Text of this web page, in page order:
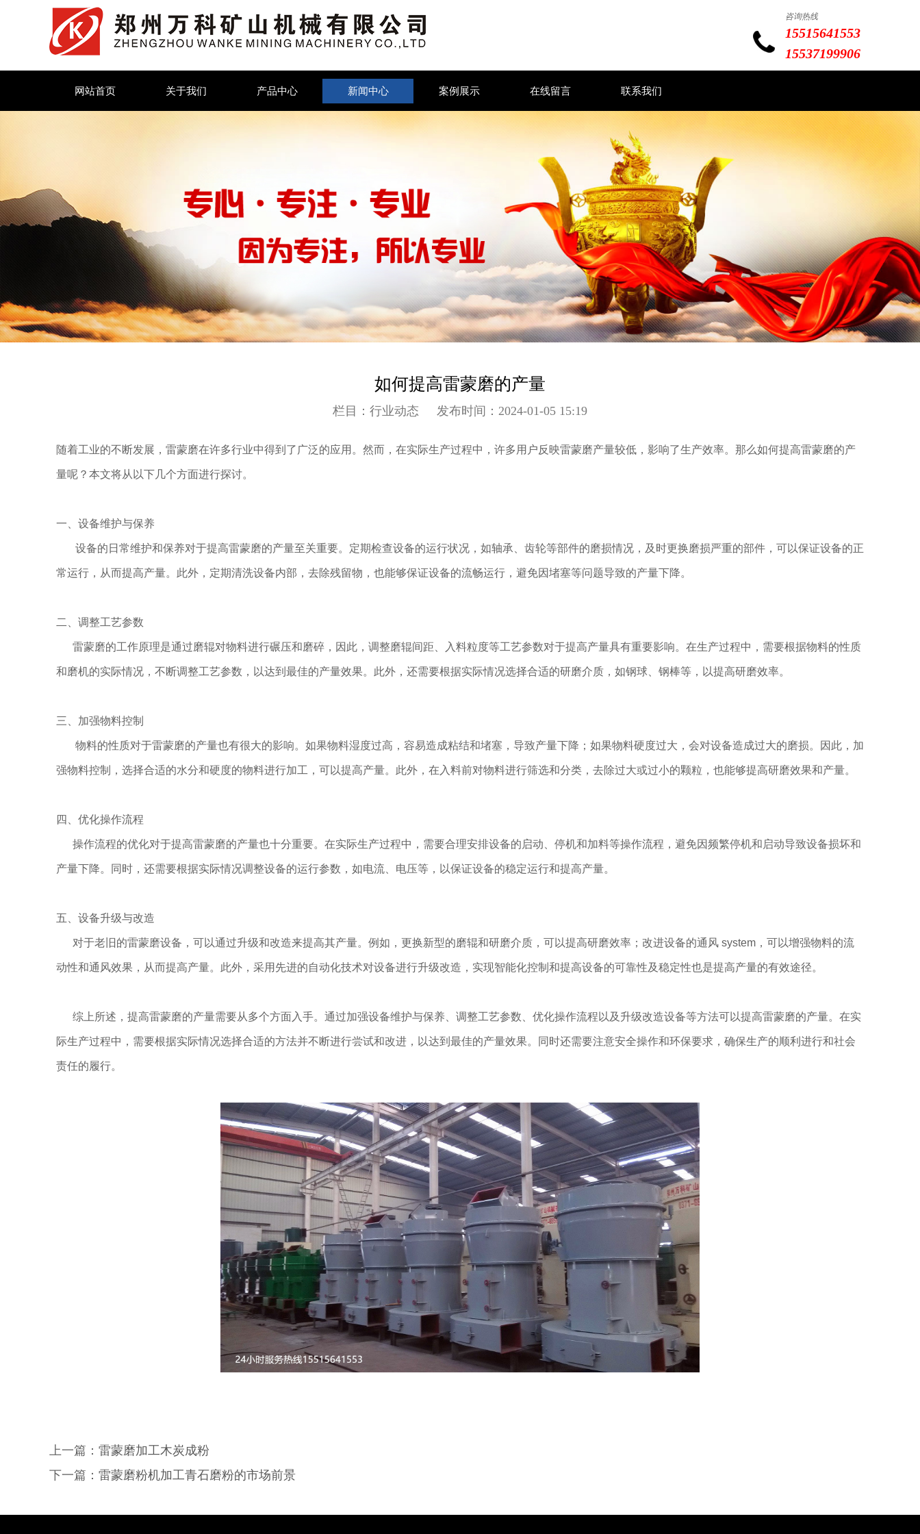
咨询热线
15515641553
15537199906
网站首页 关于我们 产品中心 新闻中心 案例展示 在线留言 联系我们
如何提高雷蒙磨的产量
栏目：行业动态 发布时间：2024-01-05 15:19
随着工业的不断发展，雷蒙磨在许多行业中得到了广泛的应用。然而，在实际生产过程中，许多用户反映雷蒙磨产量较低，影响了生产效率。那么如何提高雷蒙磨的产
量呢？本文将从以下几个方面进行探讨。
一、设备维护与保养
设备的日常维护和保养对于提高雷蒙磨的产量至关重要。定期检查设备的运行状况，如轴承、齿轮等部件的磨损情况，及时更换磨损严重的部件，可以保证设备的正
常运行，从而提高产量。此外，定期清洗设备内部，去除残留物，也能够保证设备的流畅运行，避免因堵塞等问题导致的产量下降。
二、调整工艺参数
雷蒙磨的工作原理是通过磨辊对物料进行碾压和磨碎，因此，调整磨辊间距、入料粒度等工艺参数对于提高产量具有重要影响。在生产过程中，需要根据物料的性质
和磨机的实际情况，不断调整工艺参数，以达到最佳的产量效果。此外，还需要根据实际情况选择合适的研磨介质，如钢球、钢棒等，以提高研磨效率。
三、加强物料控制
物料的性质对于雷蒙磨的产量也有很大的影响。如果物料湿度过高，容易造成粘结和堵塞，导致产量下降；如果物料硬度过大，会对设备造成过大的磨损。因此，加
强物料控制，选择合适的水分和硬度的物料进行加工，可以提高产量。此外，在入料前对物料进行筛选和分类，去除过大或过小的颗粒，也能够提高研磨效果和产量。
四、优化操作流程
操作流程的优化对于提高雷蒙磨的产量也十分重要。在实际生产过程中，需要合理安排设备的启动、停机和加料等操作流程，避免因频繁停机和启动导致设备损坏和
产量下降。同时，还需要根据实际情况调整设备的运行参数，如电流、电压等，以保证设备的稳定运行和提高产量。
五、设备升级与改造
对于老旧的雷蒙磨设备，可以通过升级和改造来提高其产量。例如，更换新型的磨辊和研磨介质，可以提高研磨效率；改进设备的通风 system，可以增强物料的流
动性和通风效果，从而提高产量。此外，采用先进的自动化技术对设备进行升级改造，实现智能化控制和提高设备的可靠性及稳定性也是提高产量的有效途径。
综上所述，提高雷蒙磨的产量需要从多个方面入手。通过加强设备维护与保养、调整工艺参数、优化操作流程以及升级改造设备等方法可以提高雷蒙磨的产量。在实
际生产过程中，需要根据实际情况选择合适的方法并不断进行尝试和改进，以达到最佳的产量效果。同时还需要注意安全操作和环保要求，确保生产的顺利进行和社会
责任的履行。
上一篇： 雷蒙磨加工木炭成粉
下一篇： 雷蒙磨粉机加工青石磨粉的市场前景